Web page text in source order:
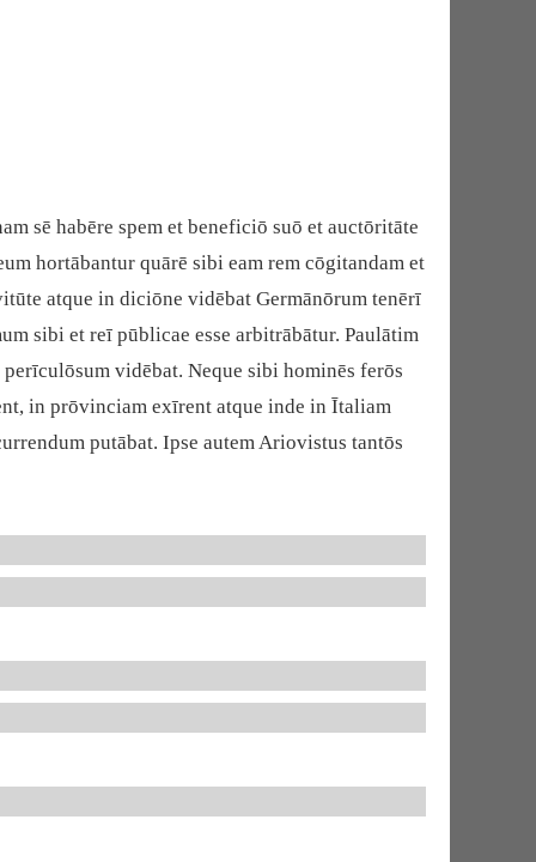
sē habēre spem et beneficiō suō et auctōritāte
hortābantur quārē sibi eam rem cōgitandam et
atque in diciōne vidēbat Germānōrum tenērī
sibi et reī pūblicae esse arbitrābātur. Paulātim
vidēbat. Neque sibi hominēs ferōs
in prōvinciam exīrent atque inde in Ītaliam
putābat. Ipse autem Ariovistus tantōs